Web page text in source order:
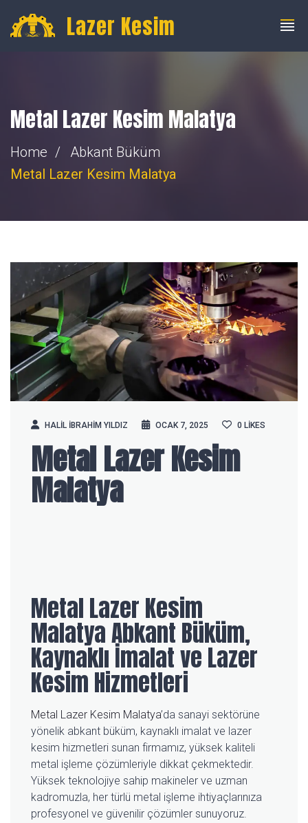
info@fibercnclazer.com
Lazer Kesim
Metal Lazer Kesim Malatya
Home
Abkant Büküm
Metal Lazer Kesim Malatya
HALIL IBRAHIM YILDIZ OCAK 7, 2025 0 LIKES
Metal Lazer Kesim
Malatya
Metal Lazer Kesim
Malatya Abkant Büküm,
Kaynaklı İmalat ve Lazer
Kesim Hizmetleri
Metal Lazer Kesim Malatya’da sanayi sektörüne
yönelik abkant büküm, kaynaklı imalat ve lazer
kesim hizmetleri sunan firmamız, yüksek kaliteli
metal işleme çözümleriyle dikkat çekmektedir.
Yüksek teknolojiye sahip makineler ve uzman
kadromuzla, her türlü metal işleme ihtiyaçlarınıza
profesyonel ve güvenilir çözümler sunuyoruz.